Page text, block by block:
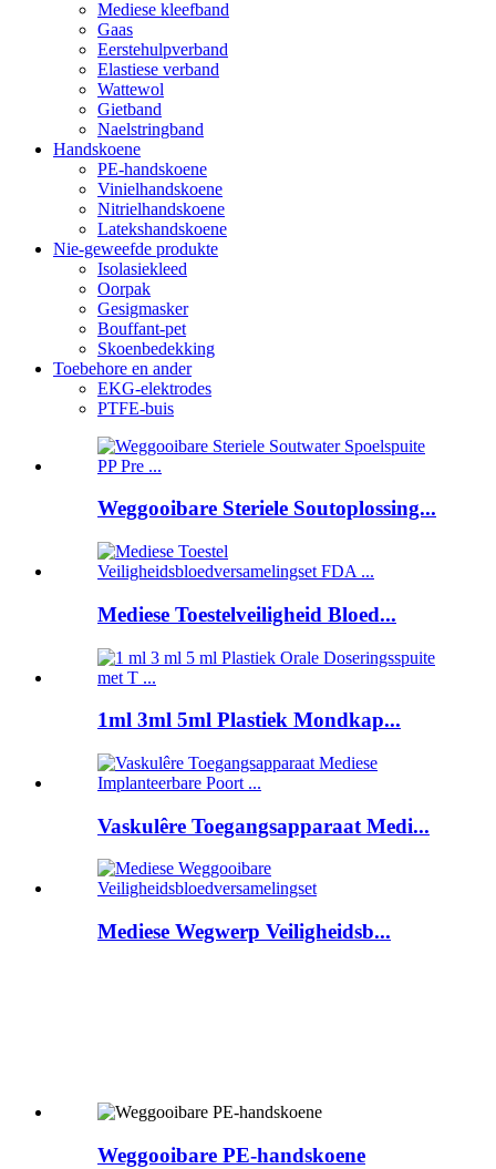
Mediese kleefband
Gaas
Eerstehulpverband
Elastiese verband
Wattewol
Gietband
Naelstringband
Handskoene
PE-handskoene
Vinielhandskoene
Nitrielhandskoene
Latekshandskoene
Nie-geweefde produkte
Isolasiekleed
Oorpak
Gesigmasker
Bouffant-pet
Skoenbedekking
Toebehore en ander
EKG-elektrodes
PTFE-buis
Weggooibare Steriele Soutoplossing...
Mediese Toestelveiligheid Bloed...
1ml 3ml 5ml Plastiek Mondkap...
Vaskulêre Toegangsapparaat Medi...
Mediese Wegwerp Veiligheidsb...
Weggooibare PE-handskoene